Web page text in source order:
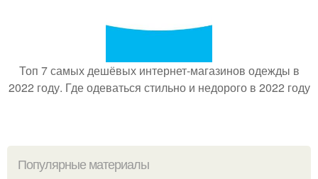
Топ 7 самых дешёвых интернет-магазинов одежды в
2022 году. Где одеваться стильно и недорого в 2022 году
Популярные материалы